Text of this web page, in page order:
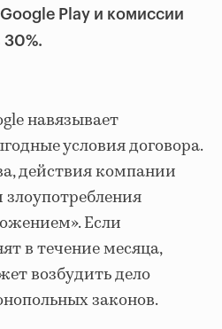
Play и комиссии
30%.
навязывает
условия договора.
действия компании
Если
в течение месяца,
возбудить дело
законов.